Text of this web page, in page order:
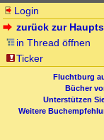
Login
zurück zur
in Thread öffnen
Ticker
Fluchtburg
Bücher
Unterstützen
Weitere